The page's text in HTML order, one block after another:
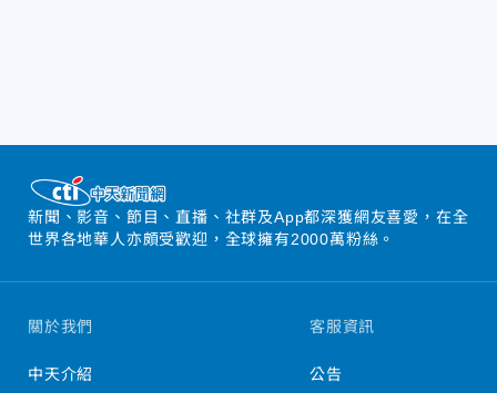
新聞、影音、節目、直播、社群及App都深獲網友喜愛，在全
世界各地華人亦頗受歡迎，全球擁有2000萬粉絲。
關於我們
中天介紹
客服資訊
公告